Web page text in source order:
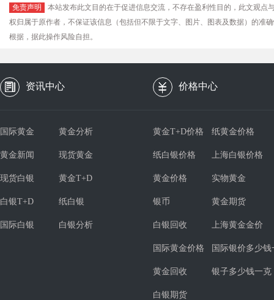
免责声明
本站发布此文目的在于促进信息交流，不存在盈利性目的，此文观
权归属于原作者，不保证该信息（包括但不限于文字、图片、图表及数据）的准
根据，据此操作风险自担。
资讯中心 价格中心
国际黄金 黄金分析
黄金新闻 现货黄金
现货白银 黄金T+D
白银T+D 纸白银
国际白银 白银分析
黄金T+D价格 纸黄金价格
纸白银价格 上海白银价格
黄金价格 实物黄金
银币 黄金期货
白银回收 上海黄金金价
国际黄金价格 国际银价多少钱
黄金回收 银子多少钱一克
白银期货